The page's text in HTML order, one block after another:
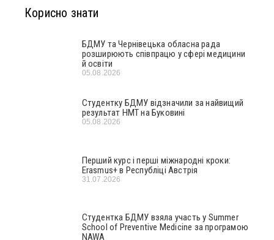
Корисно знати
БДМУ та Чернівецька обласна рада
розширюють співпрацю у сфері медицини
й освіти
05.08.2026
Студентку БДМУ відзначили за найвищий
результат НМТ на Буковині
05.08.2026
Перший курс і перші міжнародні кроки:
Erasmus+ в Республіці Австрія
31.07.2026
Студентка БДМУ взяла участь у Summer
School of Preventive Medicine за програмою
NAWA